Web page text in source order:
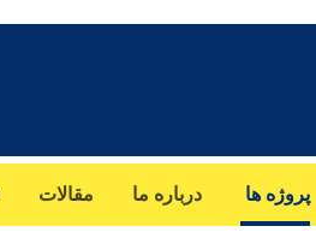
پروژه ها درباره ما مقالات